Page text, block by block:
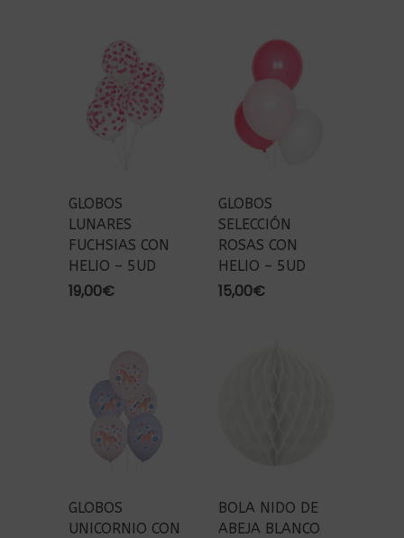
GLOBOS
LUNARES
FUCHSIAS CON
HELIO – 5UD
19,00€
GLOBOS
SELECCIÓN
ROSAS CON
HELIO – 5UD
15,00€
GLOBOS
UNICORNIO CON
BOLA NIDO DE
ABEJA BLANCO